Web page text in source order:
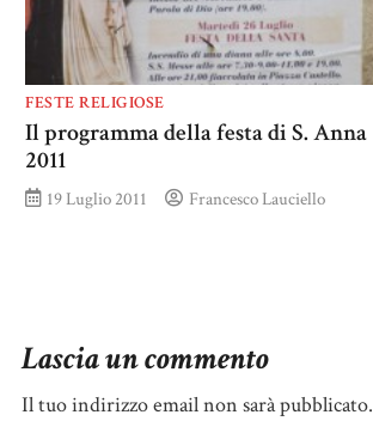
FESTE RELIGIOSE
Il programma della festa di S. Anna
2011
19 Luglio 2011 Francesco Lauciello
Lascia un commento
Il tuo indirizzo email non sarà pubblicato.